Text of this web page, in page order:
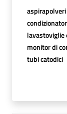
aspirapolveri
lavastoviglie
monitor di
tubi catodici